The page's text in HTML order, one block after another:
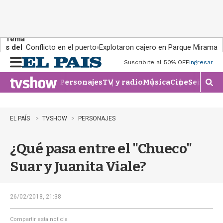
Tema
s del
día:
Conflicto en el puerto Explotaron cajero en Parque Miramar
n
u
Suscribite al 50% OFFIngresar
PersonajesTV y radioMúsicaCineSeries
M
o
e
EL PAÍS TVSHOW PERSONAJES
¿Qué pasa entre el "Chueco"
Suar y Juanita Viale?
26/02/2018, 21:38
Compartir esta noticia